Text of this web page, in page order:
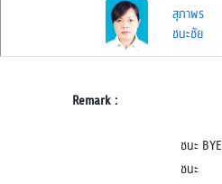
สุภาพร
ชนะชัย
Remark :
ชนะ BYE
ชนะ